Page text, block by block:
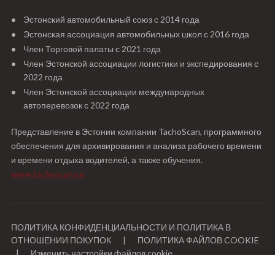
Эстонский автомобильный союз с 2014 года
Эстонская ассоциация автомобильных школ с 2016 года
Член Торговой палаты с 2021 года
Член Эстонской ассоциации логистики и экспедирования с
2022 года
Член Эстонской ассоциации международных
автоперевозок с 2022 года
Представление в Эстонии компании TachoScan, программного
обеспечения для архивирования и анализа рабочего времени
и времени отдыха водителей, а также обучения.
www.tachoscan.ee
ПОЛИТИКА КОНФИДЕНЦИАЛЬНОСТИ И ПОЛИТИКА В
ОТНОШЕНИИ ПОКУПОК
ПОЛИТИКА ФАЙЛОВ COOKIE